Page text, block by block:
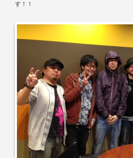
す！！